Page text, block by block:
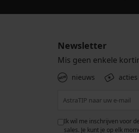
Newsletter
Mis geen enkele
nieuws acties
Ik wil me inschrijven voor
sales. Je kunt je op elk